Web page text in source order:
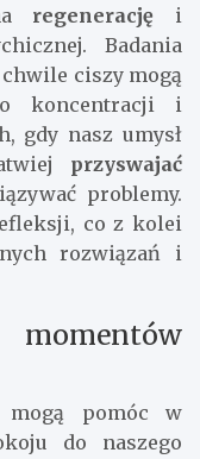
regenerację i
Badania
ciszy mogą
koncentracji i
gdy nasz umysł
przyswajać
problemy.
co z kolei
rozwiązań i
pomóc w
do naszego